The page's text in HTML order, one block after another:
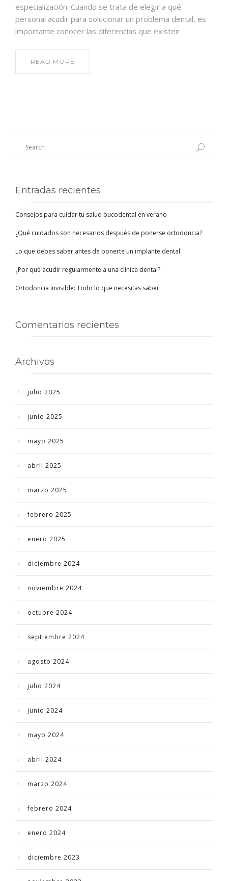
especialización. Cuando se trata de elegir a qué
personal acudir para solucionar un problema dental, es
importante conocer las diferencias que existen
READ MORE
Entradas recientes
Consejos para cuidar tu salud bucodental en verano
¿Qué cuidados son necesarios después de ponerse ortodoncia?
Lo que debes saber antes de ponerte un implante dental
¿Por qué acudir regularmente a una clínica dental?
Ortodoncia invisible: Todo lo que necesitas saber
Comentarios recientes
Archivos
julio 2025
junio 2025
mayo 2025
abril 2025
marzo 2025
febrero 2025
enero 2025
diciembre 2024
noviembre 2024
octubre 2024
septiembre 2024
agosto 2024
julio 2024
junio 2024
mayo 2024
abril 2024
marzo 2024
febrero 2024
enero 2024
diciembre 2023